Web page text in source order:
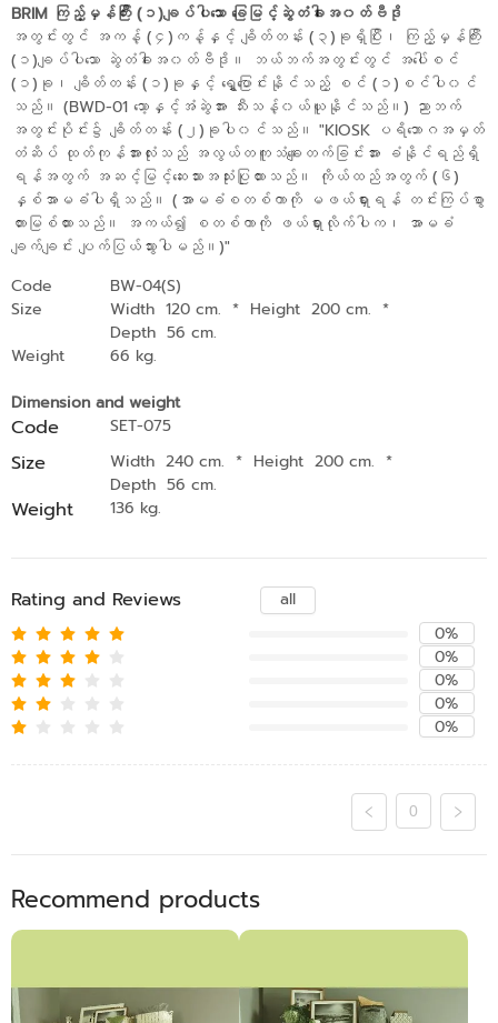
BRIM ကြည့်မှန်ကြီး (၁)ချပ်ပါသော ခြေမြင့်ဆွဲတံခါးအ၀တ်ဗီဒို
အတွင်းတွင် အကန့် (၄)ကန့်နှင့် ချိတ်တန်း (၃)ခုရှိပြီး၊ ကြည့်မှန်ကြီး
(၁)ချပ်ပါသော ဆွဲတံခါးအ၀တ်ဗီဒို။ ဘယ်ဘက်အတွင်းတွင် အပေါ်စင်
(၁)ခု၊ ချိတ်တန်း (၁)ခုနှင့် ရွှေ့ပြောင်းနိုင်သည့် စင် (၁)စင်ပါ၀င်
သည်။ (BWD-01 သော့နှင့်အံဆွဲအား သီးသန့်၀ယ်ယူနိုင်သည်။) ညာဘက်
အတွင်းပိုင်း၌ ချိတ်တန်း (၂)ခုပါ၀င်သည်။ "KIOSK ပရိဘောဂအမှတ်
တံဆိပ် ထုတ်ကုန်အားလုံးသည် အလွယ်တကူသံချေးတက်ခြင်းအား ခံနိုင်ရည်ရှိ
ရန်အတွက် အဆင့်မြင့်ဆေးသားအသုံးပြုထားသည်။ ကိုယ်ထည်အတွက် (၆)
နှစ်အာမခံပါရှိသည်။ (အာမခံစတစ်ကာကို မဖယ်ရှားရန် တင်းကြပ်စွာ
တားမြစ်ထားသည်။ အကယ်၍ စတစ်ကာကို ဖယ်ရှားလိုက်ပါက၊ အာမခံ
ချက်ချင်း ပျက်ပြယ်သွားပါမည်။)"
Code
BW-04(S)
Size
Width 120 cm. * Height 200 cm. *
Depth 56 cm.
Weight
66 kg.
Dimension and weight
Code SET-075
Size Width 240 cm. * Height 200 cm. *
Depth 56 cm.
Weight 136 kg.
Rating and Reviews
all
0%
0%
0%
0%
0%
0
Recommend products